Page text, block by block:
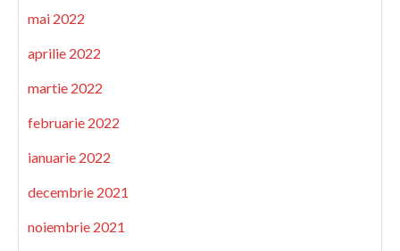
mai 2022
aprilie 2022
martie 2022
februarie 2022
ianuarie 2022
decembrie 2021
noiembrie 2021